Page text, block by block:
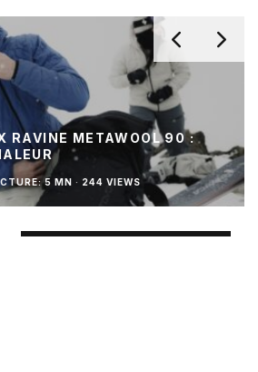
RAVINE METAWOOL 90 :
5 MN · 244 VIEWS